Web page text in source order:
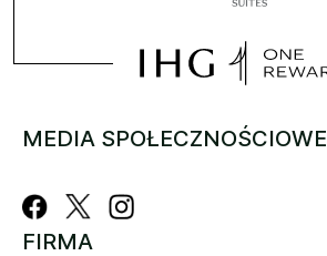
MEDIA SPOŁECZNOŚCIOWE
FIRMA